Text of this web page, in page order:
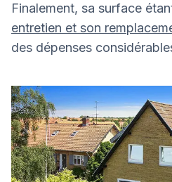
Finalement, sa surface
entretien et son
des dépenses